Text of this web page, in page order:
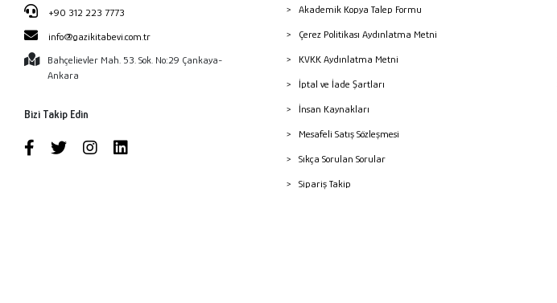
+90 312 223 7773
info@gazikitabevi.com.tr
Bahçelievler Mah. 53. Sok. No:29 Çankaya-
Ankara
Bizi Takip Edin
Akademik Kopya Talep Formu
Çerez Politikası Aydınlatma Metni
KVKK Aydınlatma Metni
İptal ve İade Şartları
İnsan Kaynakları
Mesafeli Satış Sözleşmesi
Sıkça Sorulan Sorular
Sipariş Takip